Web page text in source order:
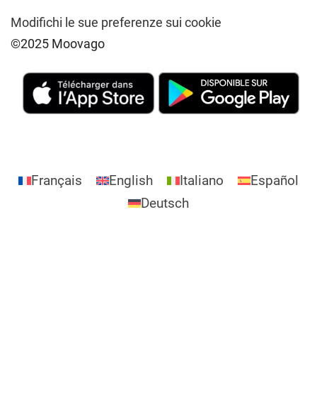
Modifichi le sue preferenze sui cookie
©2025 Moovago
Français English Italiano
Español
Deutsch